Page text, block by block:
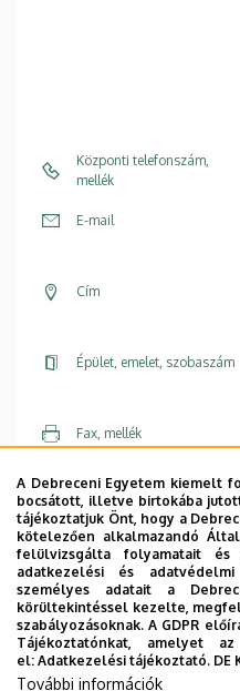
Központi telefonszám,
mellék
E-mail
Cím
Épület, emelet, szobaszám
Fax, mellék
Weboldal
Dolgozói
telefonkönyvében|
DE telefonkönyvében
A Debreceni Egyetem kiemelt
bocsátott, illetve birtokába
tájékoztatjuk Önt, hogy a
kötelezően alkalmazandó
felülvizsgálta folyamatait
adatkezelési és
személyes adatait a
körültekintéssel kezelte,
szabályozásoknak. A GDPR
Tájékoztatónkat, amelyet
el: Adatkezelési tájékoztató. DE
További információk